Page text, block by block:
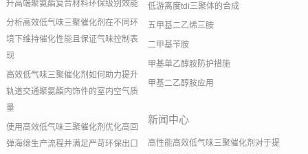
升高端聚氨酯复合材料环保级别效能
分析高效低气味三聚催化剂在不同环
境下维持催化性能且保证气味控制表
现
高效低气味三聚催化剂如何助力提升
轨道交通聚氨酯内饰件的室内空气质
量
使用高效低气味三聚催化剂优化高回
弹海绵生产流程并满足严苛环保出口
低游离度tdi三聚体的合成
五甲基二乙烯三胺
二甲基苄胺
甲基单乙醇胺防护措施
甲基二乙醇胺应用
新闻中心
高性能高效低气味三聚催化剂对于提